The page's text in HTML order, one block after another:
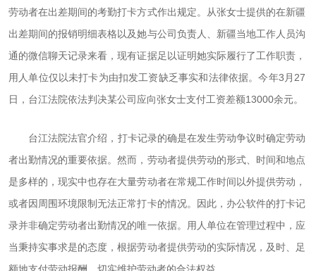
劳动者在出差期间的考勤打卡方式作出规定。从张女士提供的在新疆
出差期间的报销明细表格以及她与公司负责人、新疆当地工作人员沟
通的微信聊天记录来看，现有证据足以证明她实际履行了工作职责，
用人单位仅以未打卡为由扣发工资缺乏事实和法律依据。今年3月27
日，台江法院依法判决某公司应向张女士支付工资差额13000余元。
台江法院法官介绍，打卡记录的确是在发生劳动争议时确定劳动
者出勤情况的重要依据。然而，劳动者提供劳动的形式、时间和地点
是多样的，现实中也存在大量劳动者在常规工作时间以外提供劳动，
或者因周围环境限制无法正常打卡的情况。因此，办公软件的打卡记
录并非确定劳动者出勤情况的唯一依据。用人单位在管理过程中，应
当秉持实事求是的态度，根据劳动者提供劳动的实际情况，及时、足